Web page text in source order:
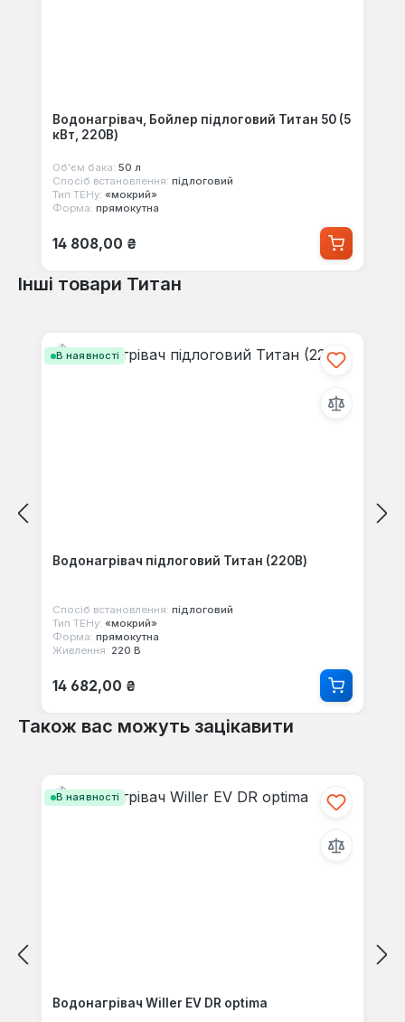
Водонагрівач, Бойлер підлоговий Титан 50 (5
кВт, 220В)
Об'єм бака: 50 л
Спосіб встановлення: підлоговий
Тип ТЕНу: «мокрий»
Форма: прямокутна
Звичайна ціна:
14 808,00 ₴
Інші товари Титан
В наявності
Водонагрівач підлоговий Титан (220В)
Спосіб встановлення: підлоговий
Тип ТЕНу: «мокрий»
Форма: прямокутна
Живлення: 220 В
Звичайна ціна:
14 682,00 ₴
Також вас можуть зацікавити
В наявності
Водонагрівач Willer EV DR optima